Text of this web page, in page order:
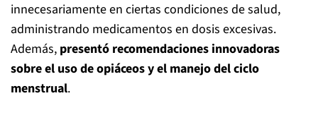
innecesariamente en ciertas condiciones de salud,
administrando medicamentos en dosis excesivas.
Además, presentó recomendaciones innovadoras
sobre el uso de opiáceos y el manejo del ciclo
menstrual.